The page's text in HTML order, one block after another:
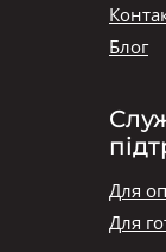
Блог
Для
Для